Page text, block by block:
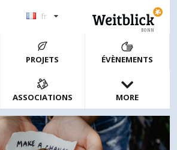
fr
BONN
PROJETS ÉVÈNEMENTS
ASSOCIATIONS MORE